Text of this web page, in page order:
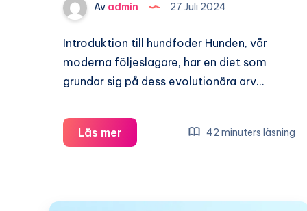
Av admin 27 Juli 2024
Introduktion till hundfoder Hunden, vår
moderna följeslagare, har en diet som
grundar sig på dess evolutionära arv…
Läs mer
En
42 minuters läsning